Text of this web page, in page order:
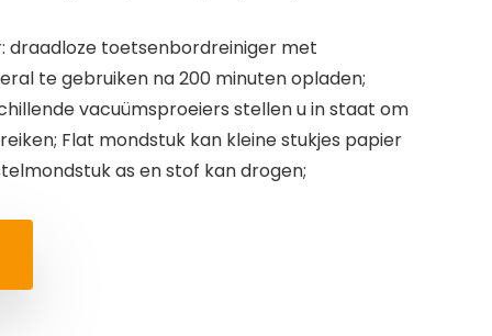
draadloze toetsenbordreiniger met
te gebruiken na 200 minuten opladen;
vacuümsproeiers stellen u in staat om
Flat mondstuk kan kleine stukjes papier
as en stof kan drogen;